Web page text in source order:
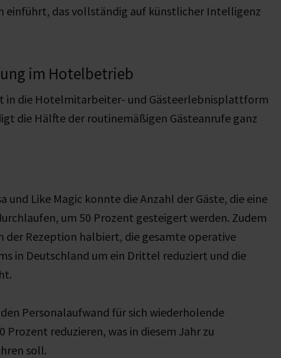
einführt, das vollständig auf künstlicher Intelligenz
im Hotelbetrieb
in die Hotelmitarbeiter- und Gästeerlebnisplattform
die Hälfte der routinemäßigen Gästeanrufe ganz
und Like Magic konnte die Anzahl der Gäste, die eine
um 50 Prozent gesteigert werden. Zudem
der Rezeption halbiert, die gesamte operative
in Deutschland um ein Drittel reduziert und die
Personalaufwand für sich wiederholende
reduzieren, was in diesem Jahr zu
soll.